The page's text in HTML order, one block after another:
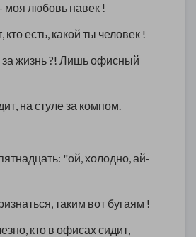
моя любовь навек !
есть, какой ты человек !
за жизнь ?! Лишь офисный
на стуле за компом.
"ой, холодно, ай-
таким вот бугаям !
кто в офисах сидит,